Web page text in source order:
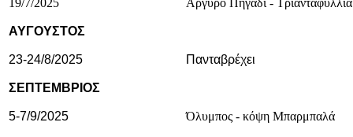
19/7/2025 Αργυρό Πηγάδι - Τριανταφυλλιά
ΑΥΓΟΥΣΤΟΣ
23-24/8/2025 Πανταβρέχει
ΣΕΠΤΕΜΒΡΙΟΣ
5-7/9/2025 Όλυμπος - κόψη Μπαρμπαλά